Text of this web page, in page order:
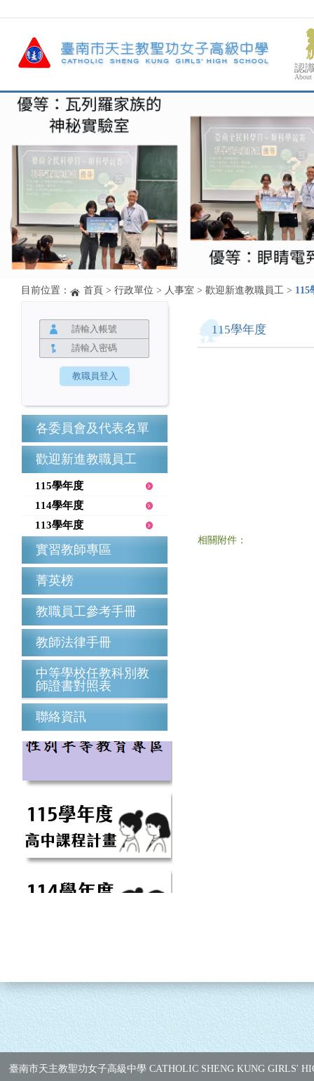
認
About
目前位置： 首頁 > 行政單位 > 人事室 > 歡迎新進教職員工 > 115
各委員會及代表名單
歡迎新進教職員工
115學年度
114學年度
113學年度
實習教師專區
菁英榜
教職員工參考手冊
教師法律手冊
中等學校任教科別教
師證書對照表
聯絡資訊
115學年度
相關附件：
臺南市天主教聖功女子高級中學 CATHOLIC SHENG KUNG GIRLS'